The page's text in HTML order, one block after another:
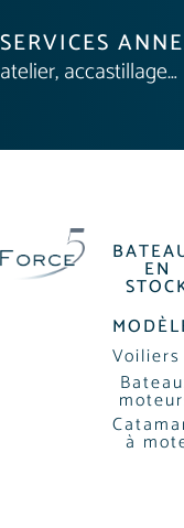
SERVICES
atelier, accastillage…
EN
Voiliers
à